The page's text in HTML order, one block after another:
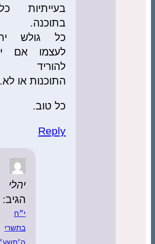
בעייתיות
בתוכנה.
כל גולש
לעצמו אם
להוריד
התוכנות או לא.
כל טוב.
Reply
יהלי
הגיב:
י״ח
בתשרי